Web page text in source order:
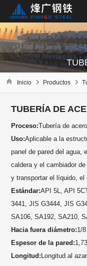
Inicio Productos
TUBERÍA DE
Proceso:Tubería de
Uso:Aplicable a la
panel de pared del agua,
caldera y el cambiador
y transportar el líquido,
Estándar:API 5L, API
3441, JIS G3444, JIS
SA106, SA192, SA210,
Hacia fuera diámetro:1/
Espesor de la pared:
Longitud: Longitud al